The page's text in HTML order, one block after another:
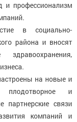
и профессионализм
в социально-
района и вносят
на новые и
и
партнерские связи
компаний и